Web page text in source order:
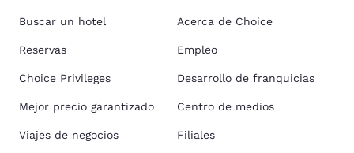
Buscar un hotel
Reservas
Choice Privileges
Mejor precio garantizado
Viajes de negocios
Acerca de Choice
Empleo
Desarrollo de franquicias
Centro de medios
Filiales